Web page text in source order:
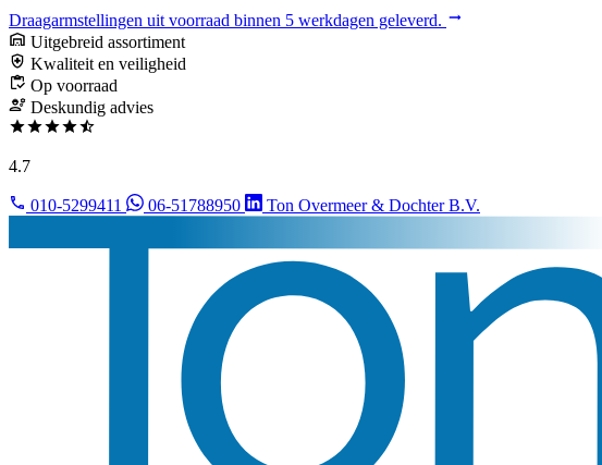
Draagarmstellingen uit voorraad binnen 5 werkdagen geleverd.
Uitgebreid assortiment
Kwaliteit en veiligheid
Op voorraad
Deskundig advies
4.7
010-5299411 06-51788950 Ton Overmeer & Dochter B.V.